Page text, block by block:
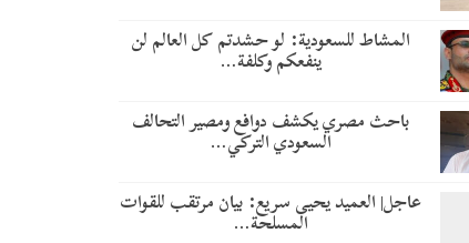
المشاط للسعودية: لو حشدتم كل العالم لن
ينفعكم وكلفة…
باحث مصري يكشف دوافع ومصير التحالف
السعودي التركي…
عاجل| العميد يحيى سريع: بيان مرتقب للقوات
المسلحة…